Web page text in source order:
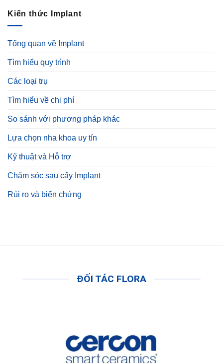
Kiến thức Implant
Tổng quan về Implant
Tìm hiểu quy trình
Các loại trụ
Tìm hiểu về chi phí
So sánh với phương pháp khác
Lựa chọn nha khoa uy tín
Kỹ thuật và Hỗ trợ
Chăm sóc sau cấy Implant
Rủi ro và biến chứng
ĐỐI TÁC FLORA